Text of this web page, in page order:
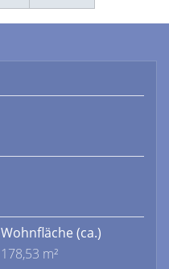
Wohnfläche (ca.)
178,53 m²